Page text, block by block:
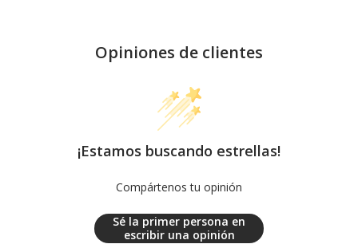
Opiniones de clientes
¡Estamos buscando estrellas!
Compártenos tu opinión
Sé la primer persona en
escribir una opinión